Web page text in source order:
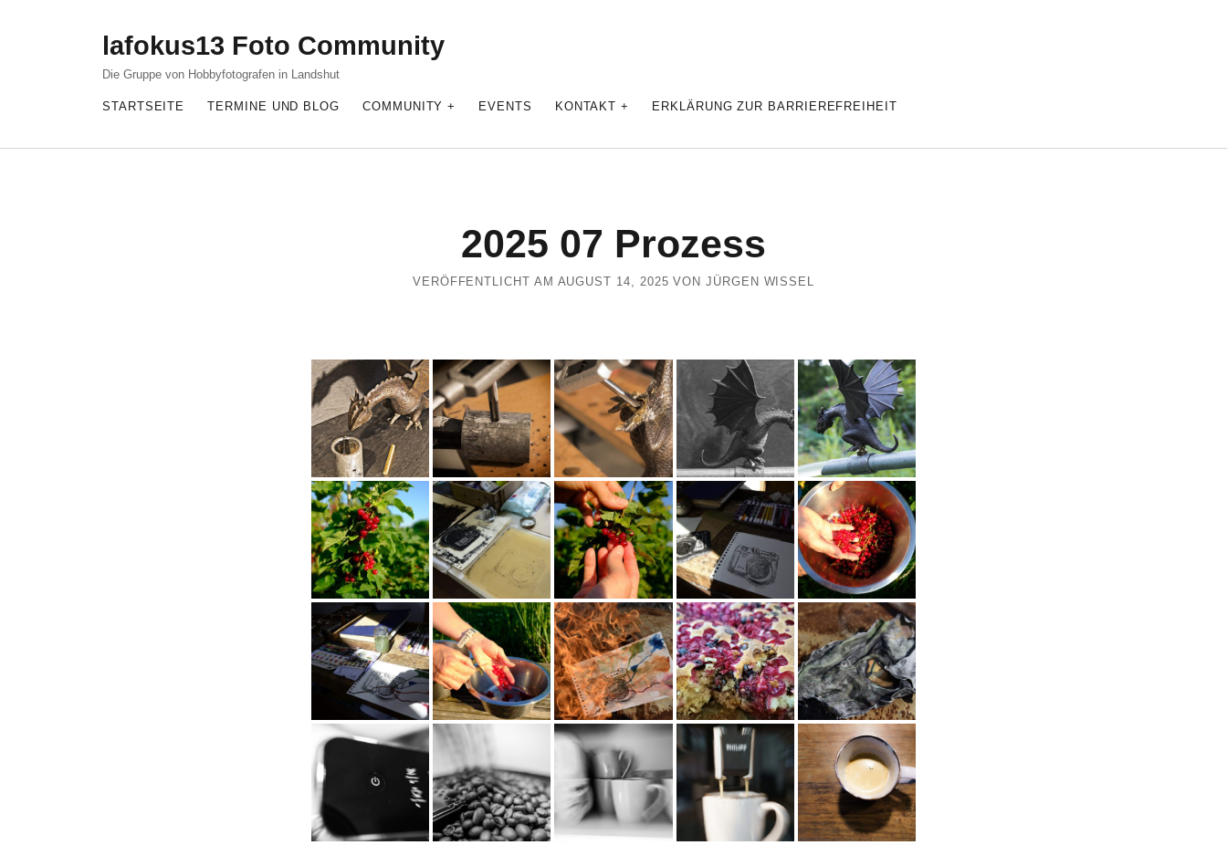
lafokus13 Foto Community
Die Gruppe von Hobbyfotografen in Landshut
STARTSEITE TERMINE UND BLOG COMMUNITY EVENTS KONTAKT ERKLÄRUNG ZUR BARRIEREFREIHEIT
2025 07 Prozess
VERÖFFENTLICHT AM AUGUST 14, 2025 VON JÜRGEN WISSEL